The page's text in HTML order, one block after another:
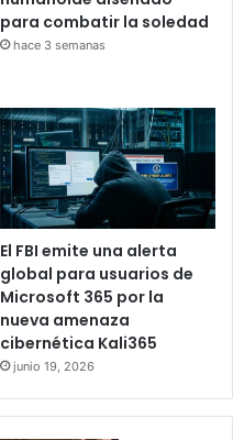
para combatir la soledad
hace 3 semanas
El FBI emite una alerta
global para usuarios de
Microsoft 365 por la
nueva amenaza
cibernética Kali365
junio 19, 2026